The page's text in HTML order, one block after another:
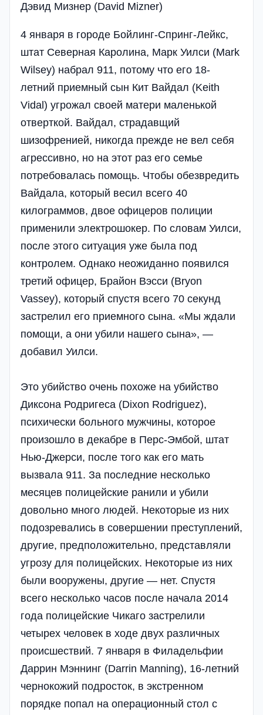
Дэвид Мизнер (David Mizner)
4 января в городе Бойлинг-Спринг-Лейкс,
штат Северная Каролина, Марк Уилси (Mark
Wilsey) набрал 911, потому что его 18-
летний приемный сын Кит Вайдал (Keith
Vidal) угрожал своей матери маленькой
отверткой. Вайдал, страдавщий
шизофренией, никогда прежде не вел себя
агрессивно, но на этот раз его семье
потребовалась помощь. Чтобы обезвредить
Вайдала, который весил всего 40
килограммов, двое офицеров полиции
применили электрошокер. По словам Уилси,
после этого ситуация уже была под
контролем. Однако неожиданно появился
третий офицер, Брайон Вэсси (Bryon
Vassey), который спустя всего 70 секунд
застрелил его приемного сына. «Мы ждали
помощи, а они убили нашего сына», —
добавил Уилси.
Это убийство очень похоже на убийство
Диксона Родригеса (Dixon Rodriguez),
психически больного мужчины, которое
произошло в декабре в Перс-Эмбой, штат
Нью-Джерси, после того как его мать
вызвала 911. За последние несколько
месяцев полицейские ранили и убили
довольно много людей. Некоторые из них
подозревались в совершении преступлений,
другие, предположительно, представляли
угрозу для полицейских. Некоторые из них
были вооружены, другие — нет. Спустя
всего несколько часов после начала 2014
года полицейские Чикаго застрелили
четырех человек в ходе двух различных
происшествий. 7 января в Филадельфии
Даррин Мэннинг (Darrin Manning), 16-летний
чернокожий подросток, в экстренном
порядке попал на операционный стол с